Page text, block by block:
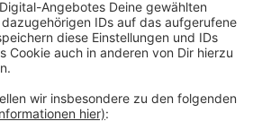
zu großen Arbeitgebern,
Lebenshaltungskosten und
für flexibles Arbeiten.